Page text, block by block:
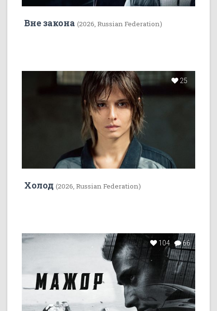
Вне закона (2026, Russian Federation)
25
Холод (2026, Russian Federation)
104 66